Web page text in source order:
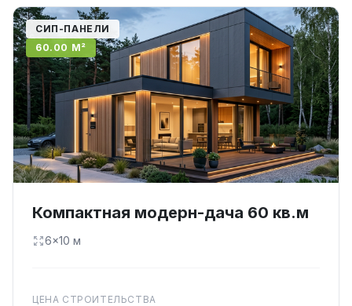
СИП-ПАНЕЛИ
60.00 М²
Компактная модерн-дача 60 кв.м
6×10 м
ЦЕНА СТРОИТЕЛЬСТВА